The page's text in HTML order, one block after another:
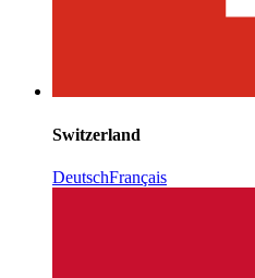
Switzerland
DeutschFrançais